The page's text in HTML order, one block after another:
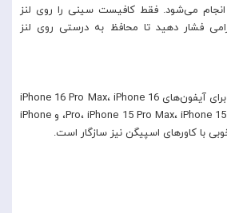
می‌شود. فقط کافیست سینی را روی لنز
فشار دهید تا محافظ به درستی روی لنز
این محصول به طور خاص برای آیفون‌های iPhone 16 Pro Max، iPhone 16
Pro، iPhone 15 Pro Max، iPhone 15 Pro، iPhone 14 Pro Max، و iPhone